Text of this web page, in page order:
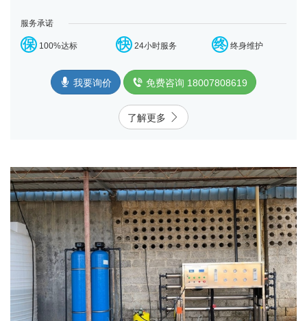
服务承诺
保 100%达标 快 24小时服务 终 终身维护
我要询价 免费咨询 18007808619
了解更多